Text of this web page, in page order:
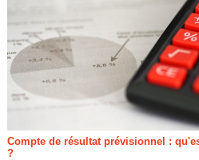
Compte de résultat prévisionnel :
?